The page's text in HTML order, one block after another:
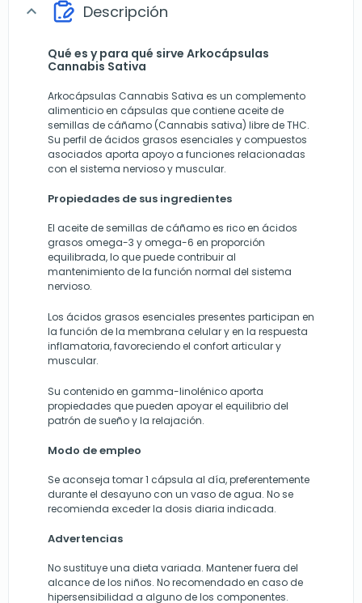
expand_more Descripción
Qué es y para qué sirve Arkocápsulas
Cannabis Sativa
Arkocápsulas Cannabis Sativa es un complemento
alimenticio en cápsulas que contiene aceite de
semillas de cáñamo (Cannabis sativa) libre de THC.
Su perfil de ácidos grasos esenciales y compuestos
asociados aporta apoyo a funciones relacionadas
con el sistema nervioso y muscular.
Propiedades de sus ingredientes
El aceite de semillas de cáñamo es rico en ácidos
grasos omega-3 y omega-6 en proporción
equilibrada, lo que puede contribuir al
mantenimiento de la función normal del sistema
nervioso.
Los ácidos grasos esenciales presentes participan en
la función de la membrana celular y en la respuesta
inflamatoria, favoreciendo el confort articular y
muscular.
Su contenido en gamma-linolénico aporta
propiedades que pueden apoyar el equilibrio del
patrón de sueño y la relajación.
Modo de empleo
Se aconseja tomar 1 cápsula al día, preferentemente
durante el desayuno con un vaso de agua. No se
recomienda exceder la dosis diaria indicada.
Advertencias
No sustituye una dieta variada. Mantener fuera del
alcance de los niños. No recomendado en caso de
hipersensibilidad a alguno de los componentes.